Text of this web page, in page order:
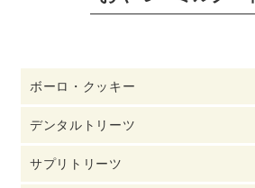
ボーロ・クッキー
デンタルトリーツ
サプリトリーツ